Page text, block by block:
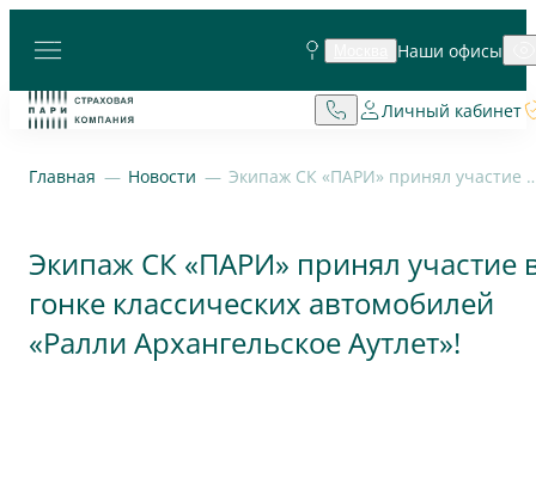
Наши офисы
Личный кабинет
Главная Новости Экипаж СК «ПАРИ» принял участие в гонке
Экипаж СК «ПАРИ» принял участие
гонке классических автомобилей
«Ралли Архангельское Аутлет»!